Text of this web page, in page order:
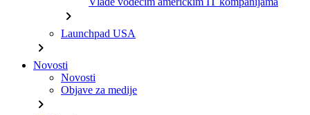
chevron_right
Launchpad USA
chevron_right
Novosti
Novosti
Objave za medije
chevron_right